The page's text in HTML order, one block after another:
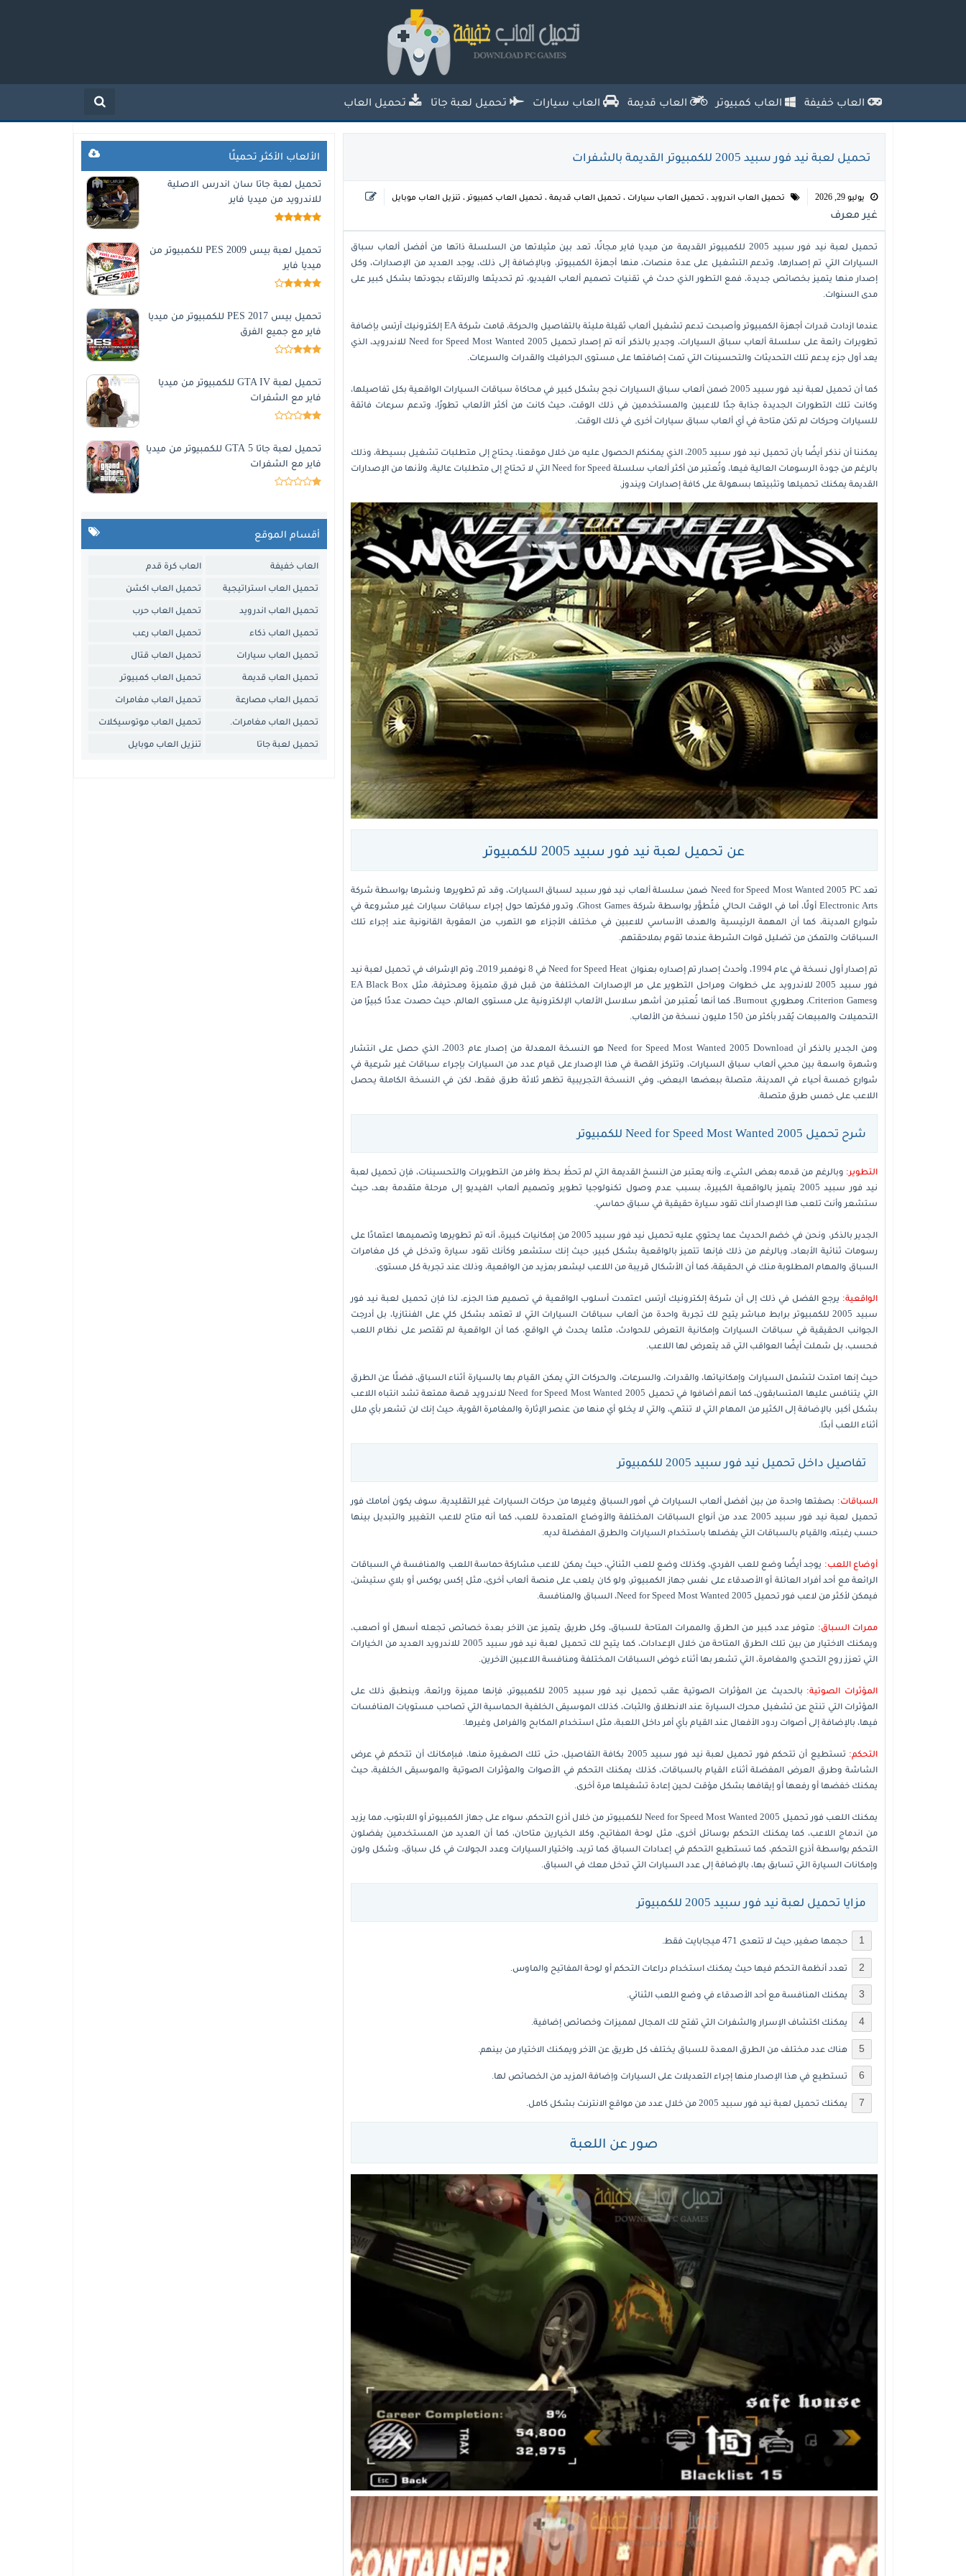
تحميل العاب خفيفة للكمبيوتر من ميديا
فاير للاجهزة الضعيفة
العاب خفيفة العاب كمبيوتر العاب قديمة العاب سيارات تحميل لعبة جاتا تحميل العاب
تحميل لعبة نيد فور سبيد 2005 للكمبيوتر القديمة بالشفرات
يوليو 29, 2026 تحميل العاب اندرويد ، تحميل العاب سيارات ، تحميل العاب قديمة ، تحميل العاب كمبيوتر ، تنزيل العاب موبايل
غير معرف
تحميل لعبة نيد فور سبيد 2005 للكمبيوتر القديمة من ميديا فاير مجانًا، تعد بين مثيلاتها من السلسلة ذاتها من أفضل ألعاب سباق
السيارات التي تم إصدارها، وتدعم التشغيل على عدة منصات، منها أجهزة الكمبيوتر، وبالإضافة إلى ذلك، يوجد العديد من الإصدارات، وكل
إصدار منها يتميز بخصائص جديدة، فمع التطور الذي حدث في تقنيات تصميم ألعاب الفيديو، تم تحديثها والارتقاء بجودتها بشكل كبير على
مدى السنوات.
عندما ازدادت قدرات أجهزة الكمبيوتر وأصبحت تدعم تشغيل ألعاب ثقيلة مليئة بالتفاصيل والحركة، قامت شركة EA إلكترونيك آرتس بإضافة
تطويرات رائعة على سلسلة ألعاب سباق السيارات، وجدير بالذكر أنه تم إصدار تحميل Need for Speed Most Wanted 2005 للاندرويد، الذي
يعد أول جزء يدعم تلك التحديثات والتحسينات التي تمت إضافتها على مستوى الجرافيك والقدرات والسرعات.
كما أن تحميل لعبة نيد فور سبيد 2005 ضمن ألعاب سباق السيارات نجح بشكل كبير في محاكاة سباقات السيارات الواقعية بكل تفاصيلها،
وكانت تلك التطورات الجديدة جذابة جدًا للاعبين والمستخدمين في ذلك الوقت، حيث كانت من أكثر الألعاب تطورًا، وتدعم سرعات فائقة
للسيارات وحركات لم تكن متاحة في أي ألعاب سباق سيارات أخرى في ذلك الوقت.
يمكننا أن نذكر أيضًا بأن تحميل نيد فور سبيد 2005، الذي يمكنكم الحصول عليه من خلال موقعنا، يحتاج إلى متطلبات تشغيل بسيطة، وذلك
بالرغم من جودة الرسومات العالية فيها، وتُعتبر من أكثر ألعاب سلسلة Need for Speed التي لا تحتاج إلى متطلبات عالية، ولأنها من الإصدارات
القديمة يمكنك تحميلها وتثبيتها بسهولة على كافة إصدارات ويندوز.
عن تحميل لعبة نيد فور سبيد 2005 للكمبيوتر
تعد Need for Speed Most Wanted 2005 PC ضمن سلسلة ألعاب نيد فور سبيد لسباق السيارات، وقد تم تطويرها ونشرها بواسطة شركة
Electronic Arts أولًا، أما في الوقت الحالي فتُطوَّر بواسطة شركة Ghost Games، وتدور فكرتها حول إجراء سباقات سيارات غير مشروعة في
شوارع المدينة، كما أن المهمة الرئيسية والهدف الأساسي للاعبين في مختلف الأجزاء هو التهرب من العقوبة القانونية عند إجراء تلك
السباقات والتمكن من تضليل قوات الشرطة عندما تقوم بملاحقتهم.
تم إصدار أول نسخة في عام 1994، وأحدث إصدار تم إصداره بعنوان Need for Speed Heat في 8 نوفمبر 2019، وتم الإشراف في تحميل لعبة نيد
فور سبيد 2005 للاندرويد على خطوات ومراحل التطوير على مر الإصدارات المختلفة من قبل فرق متميزة ومحترفة، مثل EA Black Box
وCriterion Games، ومطوري Burnout، كما أنها تُعتبر من أشهر سلاسل الألعاب الإلكترونية على مستوى العالم، حيث حصدت عددًا كبيرًا من
التحميلات والمبيعات يُقدر بأكثر من 150 مليون نسخة من الألعاب.
ومن الجدير بالذكر أن Need for Speed Most Wanted 2005 Download هو النسخة المعدلة من إصدار عام 2003، الذي حصل على انتشار
وشهرة واسعة بين محبي ألعاب سباق السيارات، وتتركز القصة في هذا الإصدار على قيام عدد من السيارات بإجراء سباقات غير شرعية في
شوارع خمسة أحياء في المدينة، متصلة ببعضها البعض، وفي النسخة التجريبية تظهر ثلاثة طرق فقط، لكن في النسخة الكاملة يحصل
اللاعب على خمس طرق متصلة.
شرح تحميل Need for Speed Most Wanted 2005 للكمبيوتر
التطوير: وبالرغم من قدمه بعض الشيء، وأنه يعتبر من النسخ القديمة التي لم تحظَ بحظ وافر من التطويرات والتحسينات، فإن تحميل لعبة
نيد فور سبيد 2005 يتميز بالواقعية الكبيرة، بسبب عدم وصول تكنولوجيا تطوير وتصميم ألعاب الفيديو إلى مرحلة متقدمة بعد، حيث
ستشعر وأنت تلعب هذا الإصدار أنك تقود سيارة حقيقية في سباق حماسي.
الجدير بالذكر، ونحن في خضم الحديث عما يحتوي عليه تحميل نيد فور سبيد 2005 من إمكانيات كبيرة، أنه تم تطويرها وتصميمها اعتمادًا على
رسومات ثنائية الأبعاد، وبالرغم من ذلك فإنها تتميز بالواقعية بشكل كبير، حيث إنك ستشعر وكأنك تقود سيارة وتدخل في كل مغامرات
السباق والمهام المطلوبة منك في الحقيقة، كما أن الأشكال قريبة من اللاعب ليشعر بمزيد من الواقعية، وذلك عند تجربة كل مستوى.
الواقعية: يرجع الفضل في ذلك إلى أن شركة إلكترونيك آرتس اعتمدت أسلوب الواقعية في تصميم هذا الجزء، لذا فإن تحميل لعبة نيد فور
سبيد 2005 للكمبيوتر برابط مباشر يتيح لك تجربة واحدة من ألعاب سباقات السيارات التي لا تعتمد بشكل كلي على الفنتازيا، بل أدرجت
الجوانب الحقيقية في سباقات السيارات وإمكانية التعرض للحوادث، مثلما يحدث في الواقع، كما أن الواقعية لم تقتصر على نظام اللعب
فحسب، بل شملت أيضًا العواقب التي قد يتعرض لها اللاعب.
حيث إنها امتدت لتشمل السيارات وإمكانياتها، والقدرات، والسرعات، والحركات التي يمكن القيام بها بالسيارة أثناء السباق، فضلًا عن الطرق
التي يتنافس عليها المتسابقون، كما أنهم أضافوا في تحميل Need for Speed Most Wanted 2005 للاندرويد قصة ممتعة تشد انتباه اللاعب
بشكل أكبر، بالإضافة إلى الكثير من المهام التي لا تنتهي، والتي لا يخلو أي منها من عنصر الإثارة والمغامرة القوية، حيث إنك لن تشعر بأي ملل
أثناء اللعب أبدًا.
تفاصيل داخل تحميل نيد فور سبيد 2005 للكمبيوتر
السباقات: بصفتها واحدة من بين أفضل ألعاب السيارات في أمور السباق وغيرها من حركات السيارات غير التقليدية، سوف يكون أمامك فور
تحميل لعبة نيد فور سبيد 2005 عدد من أنواع السباقات المختلفة والأوضاع المتعددة للعب، كما أنه متاح للاعب التغيير والتبديل بينها
حسب رغبته، والقيام بالسباقات التي يفضلها باستخدام السيارات والطرق المفضلة لديه.
أوضاع اللعب: يوجد أيضًا وضع للعب الفردي، وكذلك وضع للعب الثنائي، حيث يمكن للاعب مشاركة حماسة اللعب والمنافسة في السباقات
الرائعة مع أحد أفراد العائلة أو الأصدقاء على نفس جهاز الكمبيوتر، ولو كان يلعب على منصة ألعاب أخرى، مثل إكس بوكس أو بلاي ستيشن،
فيمكن لأكثر من لاعب فور تحميل Need for Speed Most Wanted 2005، السباق والمنافسة.
ممرات السباق: متوفر عدد كبير من الطرق والممرات المتاحة للسباق، وكل طريق يتميز عن الآخر بعدة خصائص تجعله أسهل أو أصعب،
ويمكنك الاختيار من بين تلك الطرق المتاحة من خلال الإعدادات، كما يتيح لك تحميل لعبة نيد فور سبيد 2005 للاندرويد العديد من الخيارات
التي تعزز روح التحدي والمغامرة، التي تشعر بها أثناء خوض السباقات المختلفة ومنافسة اللاعبين الآخرين.
المؤثرات الصوتية:
بالحديث عن المؤثرات الصوتية عقب تحميل نيد فور سبيد 2005 للكمبيوتر، فإنها مميزة ورائعة، وينطبق ذلك على
المؤثرات التي تنتج عن تشغيل محرك السيارة عند الانطلاق والثبات، كذلك الموسيقى الخلفية الحماسية التي تصاحب مستويات المنافسات
فيها، بالإضافة إلى أصوات ردود الأفعال عند القيام بأي أمر داخل اللعبة، مثل استخدام المكابح والفرامل وغيرها.
التحكم:
تستطيع أن تتحكم فور تحميل لعبة نيد فور سبيد 2005 بكافة التفاصيل، حتى تلك الصغيرة منها، فبإمكانك أن تتحكم في عرض
الشاشة وطرق العرض المفضلة أثناء القيام بالسباقات، كذلك يمكنك التحكم في الأصوات والمؤثرات الصوتية والموسيقى الخلفية، حيث
يمكنك خفضها أو رفعها أو إيقافها بشكل مؤقت لحين إعادة تشغيلها مرة أخرى.
يمكنك اللعب فور تحميل Need for Speed Most Wanted 2005 للكمبيوتر من خلال أذرع التحكم، سواء على جهاز الكمبيوتر أو اللابتوب، مما يزيد
من اندماج اللاعب، كما يمكنك التحكم بوسائل أخرى، مثل لوحة المفاتيح، وكلا الخيارين متاحان، كما أن العديد من المستخدمين يفضلون
التحكم بواسطة أذرع التحكم، كما تستطيع التحكم في إعدادات السباق كما تريد، واختيار السيارات وعدد الجولات في كل سباق، وشكل ولون
وإمكانات السيارة التي تسابق بها، بالإضافة إلى عدد السيارات التي تدخل معك في السباق.
مزايا تحميل لعبة نيد فور سبيد 2005 للكمبيوتر
حجمها صغير، حيث لا تتعدى 471 ميجابايت فقط.
تعدد أنظمة التحكم فيها حيث يمكنك استخدام دراعات التحكم أو لوحة المفاتيح والماوس.
يمكنك المنافسة مع أحد الأصدقاء في وضع اللعب الثنائي.
يمكنك اكتشاف الإسرار والشفرات التي تفتح لك المجال لمميزات وخصائص إضافية.
هناك عدد مختلف من الطرق المعدة للسباق يختلف كل طريق عن الآخر ويمكنك الاختيار من بينهم.
تستطيع في هذا الإصدار منها إجراء التعديلات على السيارات وإضافة المزيد من الخصائص لها.
يمكنك تحميل لعبة نيد فور سبيد 2005 من خلال عدد من مواقع الانترنت بشكل كامل.
صور عن اللعبة
الألعاب الأكثر تحميلًا
تحميل لعبة جاتا سان اندرس الاصلية
للاندرويد من ميديا فاير
تحميل لعبة بيس 2009 PES للكمبيوتر من
ميديا فاير
تحميل بيس 2017 PES للكمبيوتر من ميديا
فاير مع جميع الفرق
تحميل لعبة GTA IV للكمبيوتر من ميديا
فاير مع الشفرات
تحميل لعبة جاتا 5 GTA للكمبيوتر من ميديا
فاير مع الشفرات
أقسام الموقع
العاب خفيفة العاب كرة قدم
تحميل العاب استراتيجية تحميل العاب اكشن
تحميل العاب اندرويد تحميل العاب حرب
تحميل العاب ذكاء تحميل العاب رعب
تحميل العاب سيارات تحميل العاب قتال
تحميل العاب قديمة تحميل العاب كمبيوتر
تحميل العاب مصارعة تحميل العاب مغامرات
تحميل العاب مغامرات. تحميل العاب موتوسيكلات
تحميل لعبة جاتا تنزيل العاب موبايل